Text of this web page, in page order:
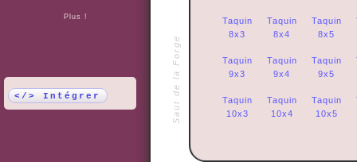
Plus !
</> Intégrer Saut de la Forge
Taquin
8x3
Taquin
8x4
Taquin
8x5
Taquin
9x3
Taquin
9x4
Taquin
9x5
Taquin
10x3
Taquin
10x4
Taquin
10x5